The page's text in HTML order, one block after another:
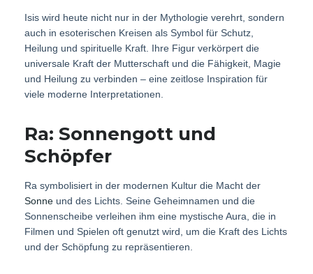
Isis wird heute nicht nur in der Mythologie verehrt, sondern
auch in esoterischen Kreisen als Symbol für Schutz,
Heilung und spirituelle Kraft. Ihre Figur verkörpert die
universale Kraft der Mutterschaft und die Fähigkeit, Magie
und Heilung zu verbinden – eine zeitlose Inspiration für
viele moderne Interpretationen.
Ra: Sonnengott und
Schöpfer
Ra symbolisiert in der modernen Kultur die Macht der
Sonne und des Lichts. Seine Geheimnamen und die
Sonnenscheibe verleihen ihm eine mystische Aura, die in
Filmen und Spielen oft genutzt wird, um die Kraft des Lichts
und der Schöpfung zu repräsentieren.